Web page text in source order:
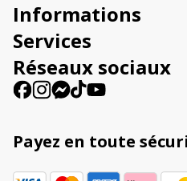
i
v
e
:
Informations
Services
Réseaux sociaux
Payez en toute